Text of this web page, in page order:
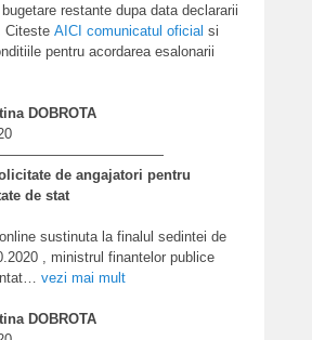
restante dupa data declararii
Citeste AICI comunicatul oficial si
pentru acordarea esalonarii
DOBROTA
de angajatori pentru
de stat
sustinuta la finalul sedintei de
, ministrul finantelor publice
vezi mai mult
DOBROTA